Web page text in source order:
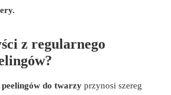
z regularnego
do twarzy przynosi szereg